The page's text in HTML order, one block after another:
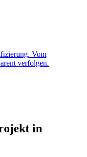
Vom
verfolgen.
in